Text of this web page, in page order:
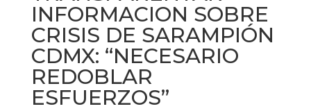
INFORMACION SOBRE
CRISIS DE SARAMPIÓN
CDMX: “NECESARIO
REDOBLAR
ESFUERZOS”